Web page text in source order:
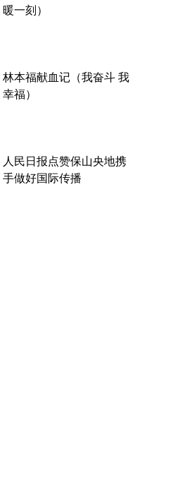
暖一刻）
林本福献血记（我奋斗 我
幸福）
人民日报点赞保山央地携
手做好国际传播